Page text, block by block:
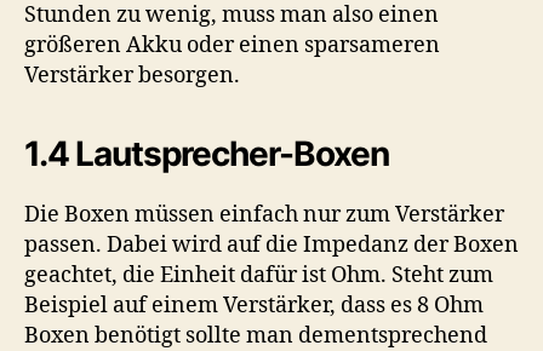
Stunden zu wenig, muss man also einen
größeren Akku oder einen sparsameren
Verstärker besorgen.
1.4 Lautsprecher-Boxen
Die Boxen müssen einfach nur zum Verstärker
passen. Dabei wird auf die Impedanz der Boxen
geachtet, die Einheit dafür ist Ohm. Steht zum
Beispiel auf einem Verstärker, dass es 8 Ohm
Boxen benötigt sollte man dementsprechend